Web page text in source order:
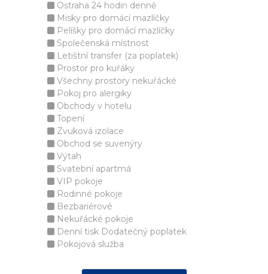
Ostraha 24 hodin denně
Misky pro domácí mazlíčky
Pelíšky pro domácí mazlíčky
Společenská místnost
Letištní transfer (za poplatek)
Prostor pro kuřáky
Všechny prostory nekuřácké
Pokoj pro alergiky
Obchody v hotelu
Topení
Zvuková izolace
Obchod se suvenýry
Výtah
Svatební apartmá
VIP pokoje
Rodinné pokoje
Bezbariérové
Nekuřácké pokoje
Denní tisk Dodatečný poplatek
Pokojová služba